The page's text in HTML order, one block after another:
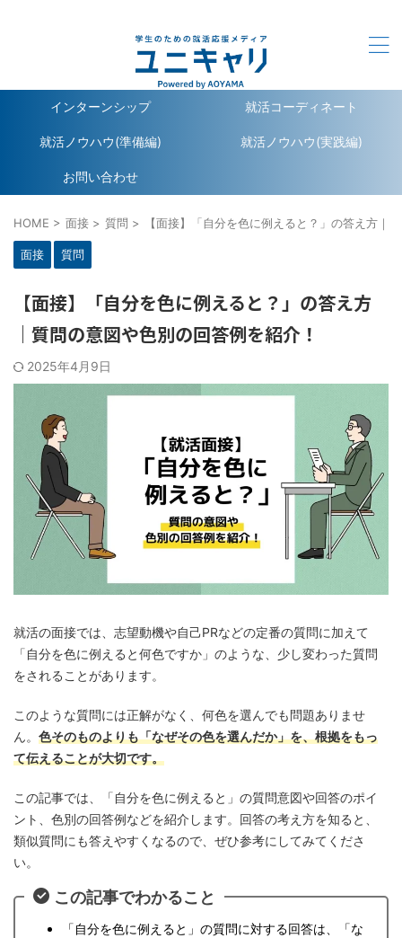
インターンシップ 就活コーディネート
就活ノウハウ(準備編) 就活ノウハウ(実践編)
お問い合わせ
HOME > 面接 > 質問 > 【面接】「自分を色に例えると？」の答え方｜
面接 質問
【面接】「自分を色に例えると？」の答え方
｜質問の意図や色別の回答例を紹介！
2025年4月9日
就活の面接では、志望動機や自己PRなどの定番の質問に加えて
「自分を色に例えると何色ですか」のような、少し変わった質問
をされることがあります。
このような質問には正解がなく、何色を選んでも問題ありませ
ん。 色そのものよりも「なぜその色を選んだか」を、根拠をもっ
て伝えることが大切です。
この記事では、「自分を色に例えると」の質問意図や回答のポイ
ント、色別の回答例などを紹介します。回答の考え方を知ると、
類似質問にも答えやすくなるので、ぜひ参考にしてみてくださ
い。
この記事でわかること
「自分を色に例えると」の質問に対する回答は、「な